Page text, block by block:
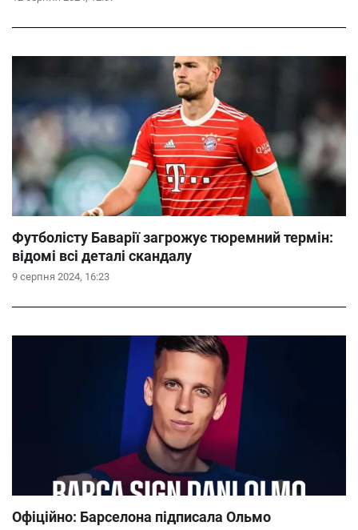
9 серпня 2024, 16:23
Футболісту Баварії загрожує тюремний термін:
відомі всі деталі скандалу
Офіційно: Барселона підписала Ольмо